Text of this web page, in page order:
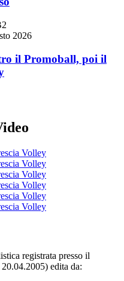
2026
il Promoball, poi il
Volley
Volley
Volley
Volley
Volley
Volley
registrata presso il
edita da: